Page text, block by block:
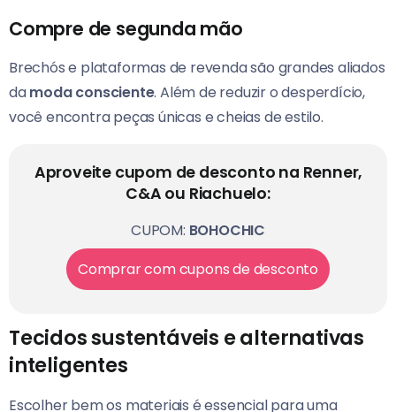
Compre de segunda mão
Brechós e plataformas de revenda são grandes aliados
damoda consciente. Além de reduzir o desperdício,
você encontra peças únicas e cheias de estilo.
Aproveite cupom de desconto na Renner,
C&A ou Riachuelo:
CUPOM: BOHOCHIC
Comprar com cupons de desconto
Tecidos sustentáveis e alternativas
inteligentes
Escolher bem os materiais é essencial para uma